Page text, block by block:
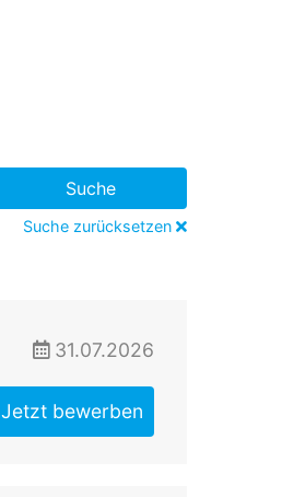
Suche
Suche zurücksetzen
31.07.2026
Jetzt bewerben